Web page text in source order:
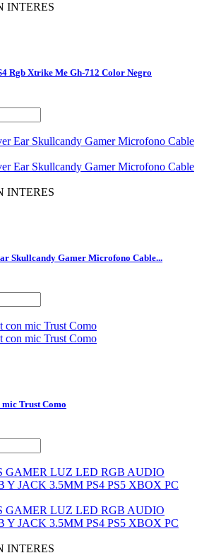
INTERES
Rgb Xtrike Me Gh-712 Color Negro
INTERES
Skullcandy Gamer Microfono Cable...
Trust Como
INTERES